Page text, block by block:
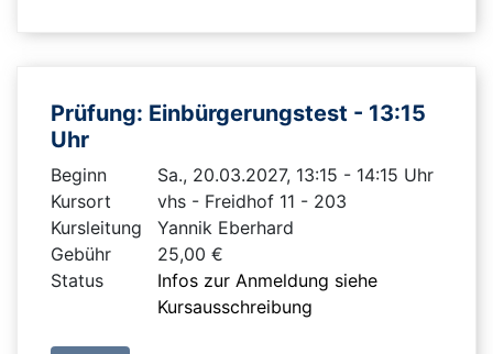
Prüfung: Einbürgerungstest - 13:15
Uhr
Beginn
Sa., 20.03.2027, 13:15 - 14:15 Uhr
Kursort
vhs - Freidhof 11 - 203
Kursleitung
Yannik Eberhard
Gebühr
25,00 €
Status
Infos zur Anmeldung siehe
Kursausschreibung